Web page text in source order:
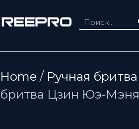
Home / Ручная бритва
бритва Цзин Юэ-Мэня